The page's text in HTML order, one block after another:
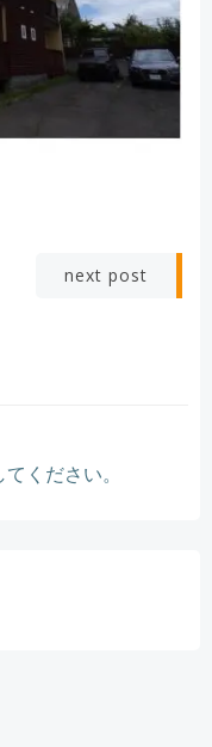
next post
てください。